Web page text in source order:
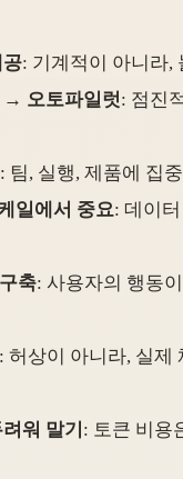
공: 기계적이 아니라,
오토파일럿: 점진
: 팀, 실행, 제품에 집중
일에서 중요: 데이
축: 사용자의 행동
: 허상이 아니라, 실제
워 말기 : 토큰 비용